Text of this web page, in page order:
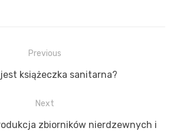
Previous
książeczka sanitarna?
Next
zbiorników nierdzewnych i